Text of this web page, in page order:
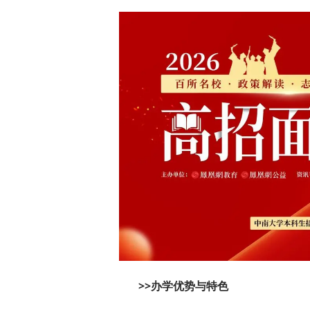
>>办学优势与特色